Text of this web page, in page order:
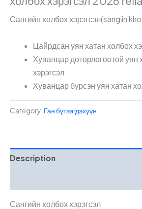
Сангийн холбох хэрэгсэл(sangiin
Цайрдсан уян хатан холбох
Хуванцар доторлогоотой уян
хэрэгсэл
Хуванцар бүрсэн уян хатан
Category: Ган бүтээгдэхүүн
Description
Сангийн холбох хэрэгсэл